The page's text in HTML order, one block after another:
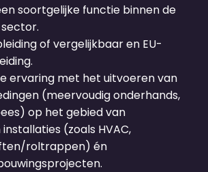
soortgelijke functie binnen de
of vergelijkbaar en EU-
ervaring met het uitvoeren van
(meervoudig onderhands,
op het gebied van
(zoals HVAC,
roltrappen) én